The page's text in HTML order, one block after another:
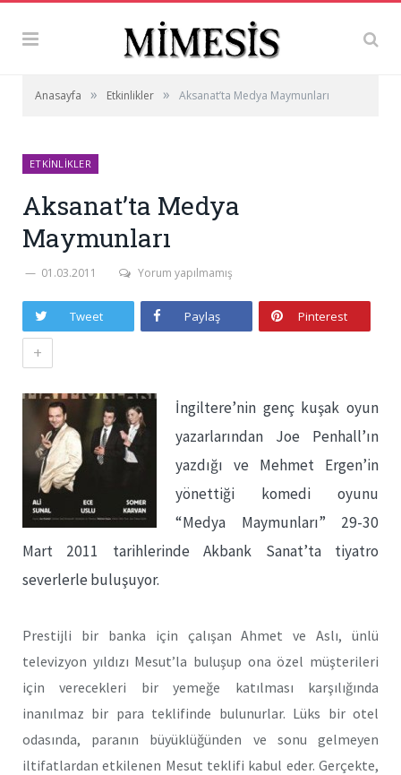
Anasayfa » Etkinlikler » Aksanat’ta Medya Maymunları
ETKINLIKLER
Aksanat’ta Medya
Maymunları
01.03.2011 Yorum yapılmamış
Tweet Paylaş Pinterest
+
İngiltere’nin genç kuşak oyun
yazarlarından Joe Penhall’ın
yazdığı ve Mehmet Ergen’in
yönettiği komedi oyunu
“Medya Maymunları” 29-30
Mart 2011 tarihlerinde Akbank Sanat’ta tiyatro
severlerle buluşuyor.
Prestijli bir banka için çalışan Ahmet ve Aslı, ünlü
televizyon yıldızı Mesut’la buluşup ona özel müşterileri
için verecekleri bir yemeğe katılması karşılığında
inanılmaz bir para teklifinde bulunurlar. Lüks bir otel
odasında, paranın büyüklüğünden ve sonu gelmeyen
iltifatlardan etkilenen Mesut teklifi kabul eder. Gerçekte,